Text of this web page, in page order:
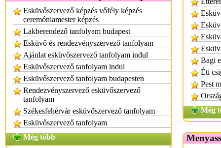
Esküvőszervező képzés vőfély képzés
ceremóniamester képzés
Lakberendező tanfolyam budapest
Esküvő és rendezvényszervező tanfolyam
Ajánlat esküvőszervező tanfolyam indul
Esküvőszervező tanfolyam indul
Esküvőszervező tanfolyam budapesten
Rendezvényszervező esküvőszervező
tanfolyam
Székesfehérvár esküvőszervező tanfolyam
Esküvőszervező tanfolyam
Még több
Bagi
Éti
Pest
Még